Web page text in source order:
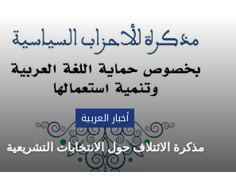
أخبار العربية
مذكرة الائتلاف حول الانتخابات التشريعية